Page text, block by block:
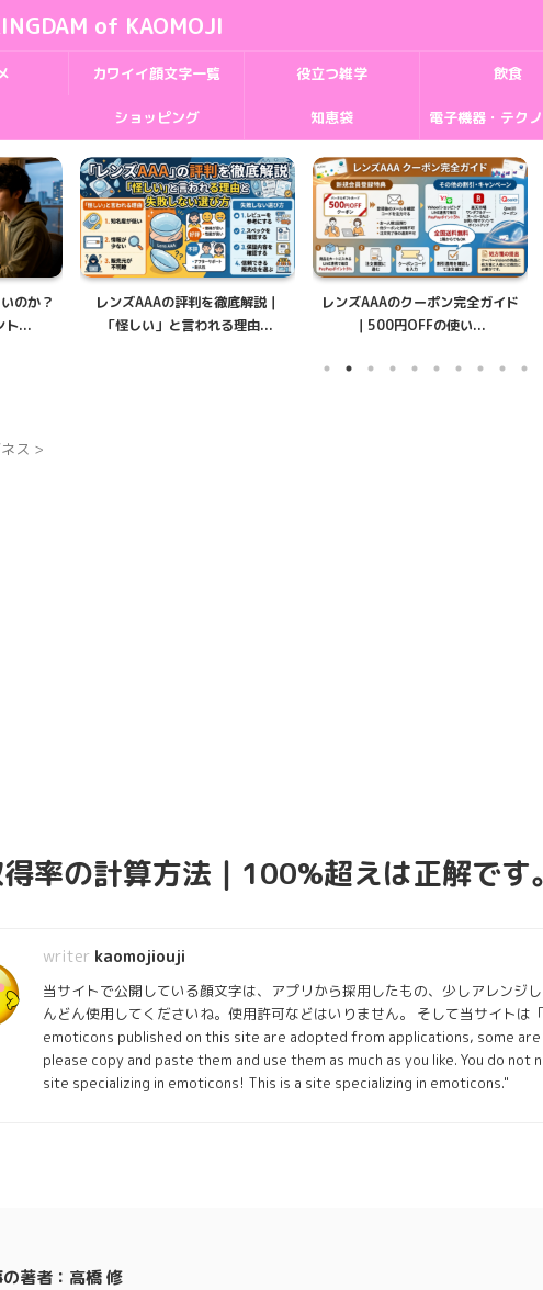
of KAOMOJI
カワイイ顔文字一覧 役立つ雑学 飲食
ショッピング 知恵袋 電子機器・テク
解説｜
由...
レンズAAAのクーポン完全ガイド
｜500円OFFの使い...
ロピアで買ってはいけない商品と
理由｜失敗しない選び方＆...
ス >
率の計算方法｜100%超えは正解で
kaomojiouji
当サイトで公開している顔文字は、アプリから採用したもの、少しアレンジ
んどん使用してくださいね。使用許可などはいりません。 そして当サイト
emoticons published on this site are adopted from applications, some
please copy and paste them and use them as much as you like. You do
site specializing in emoticons! This is a site specializing in emoticons."
著者：高橋 修